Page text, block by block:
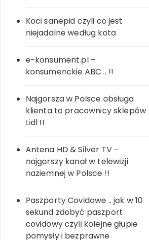
Koci sanepid czyli co jest
niejadalne według kota
e-konsument.pl –
konsumenckie ABC .. !!
Najgorsza w Polsce obsługa
klienta to pracownicy sklepów
Lidl !!
Antena HD & Silver TV –
najgorszy kanał w telewizji
naziemnej w Polsce !!
Paszporty Covidowe .. jak w 10
sekund zdobyć paszport
covidowy czyli kolejne głupie
pomysły i bezprawne